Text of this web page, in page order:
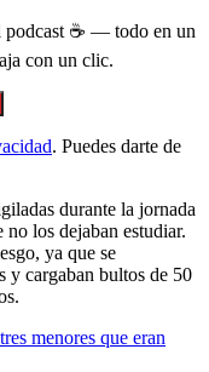
podcast ☕ — todo en un
con un clic.
. Puedes darte de
durante la jornada
no los dejaban estudiar.
ya que se
y cargaban bultos de 50
menores que eran